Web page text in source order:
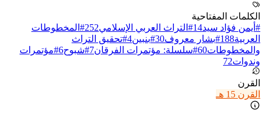
الكلمات المفتاحية
# أيمن فؤاد سيد14
# التراث العربي الإسلامي252
# المخطوطات
العربية188
#بشار معروف30
#بنبين4
#تحقيق التراث
والمخطوطات60
#سلسلة: مؤتمرات الفرقان7
#شبوح6
#مؤتمرات
وندوات72
القرن
القرن 15 هـ